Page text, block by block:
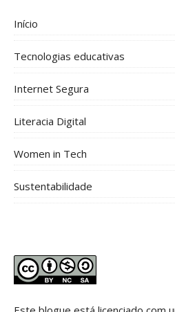
Início
Tecnologias educativas
Internet Segura
Literacia Digital
Women in Tech
Sustentabilidade